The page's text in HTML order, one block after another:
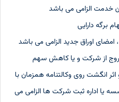
خدمت الزامی می باشد
برگه دارایی
اوراق جدید الزامی می باشد
از شرکت و یا کاهش سهم
اثر انگشت روی وکالتنامه همزمان با
یا اداره ثبت شرکت ها الزامی می